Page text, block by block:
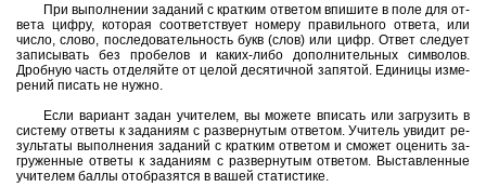
При вы­пол­не­нии за­да­ний с крат­ким от­ве­том впи­ши­те в поле для от­
ве­та цифру, ко­то­рая со­от­вет­ству­ет но­ме­ру пра­виль­но­го от­ве­та, или
число, слово, по­сле­до­ва­тель­ность букв (слов) или цифр. Ответ сле­ду­ет
за­пи­сы­вать без про­бе­лов и каких-либо до­пол­ни­тель­ных сим­во­лов.
Дроб­ную часть от­де­ляй­те от целой де­ся­тич­ной за­пя­той. Еди­ни­цы из­ме­
ре­ний пи­сать не нужно.
Если ва­ри­ант задан учи­те­лем, вы мо­же­те впи­сать или за­гру­зить в
си­сте­му от­ве­ты к за­да­ни­ям с раз­вер­ну­тым от­ве­том. Учи­тель уви­дит ре­
зуль­та­ты вы­пол­не­ния за­да­ний с крат­ким от­ве­том и смо­жет оце­нить за­
гру­жен­ные от­ве­ты к за­да­ни­ям с раз­вер­ну­тым от­ве­том. Вы­став­лен­ные
учи­те­лем баллы отоб­ра­зят­ся в вашей ста­ти­сти­ке.